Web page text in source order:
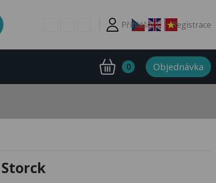
Přihlášení Registrace
0 Objednávka